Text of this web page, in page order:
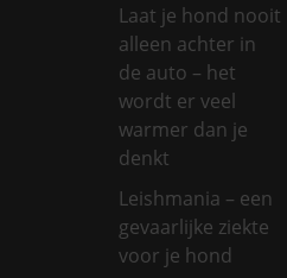
Laat je hond nooit
alleen achter in
de auto – het
wordt er veel
warmer dan je
denkt
Leishmania – een
gevaarlijke ziekte
voor je hond